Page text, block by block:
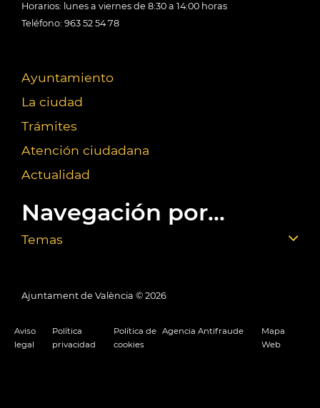
Horarios: lunes a viernes de 8:30 a 14:00 horas
Teléfono: 963 52 54 78
Ayuntamiento
La ciudad
Trámites
Atención ciudadana
Actualidad
Navegación por...
Temas
Ajuntament de València © 2026
Aviso
legal
Política
privacidad
Política de
cookies
Agencia Antifraude
Mapa
Web